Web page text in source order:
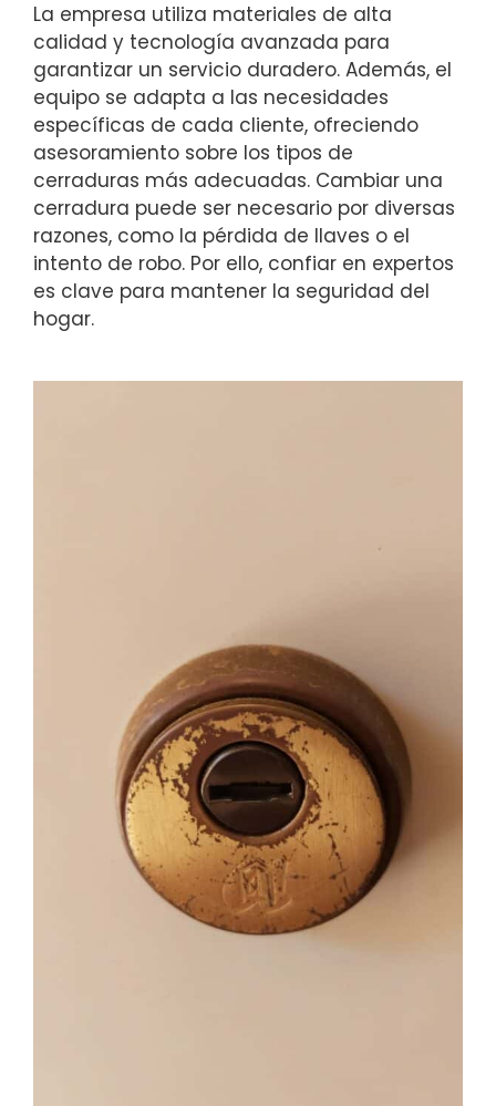
La empresa utiliza materiales de alta
calidad y tecnología avanzada para
garantizar un servicio duradero. Además, el
equipo se adapta a las necesidades
específicas de cada cliente, ofreciendo
asesoramiento sobre los tipos de
cerraduras más adecuadas. Cambiar una
cerradura puede ser necesario por diversas
razones, como la pérdida de llaves o el
intento de robo. Por ello, confiar en expertos
es clave para mantener la seguridad del
hogar.